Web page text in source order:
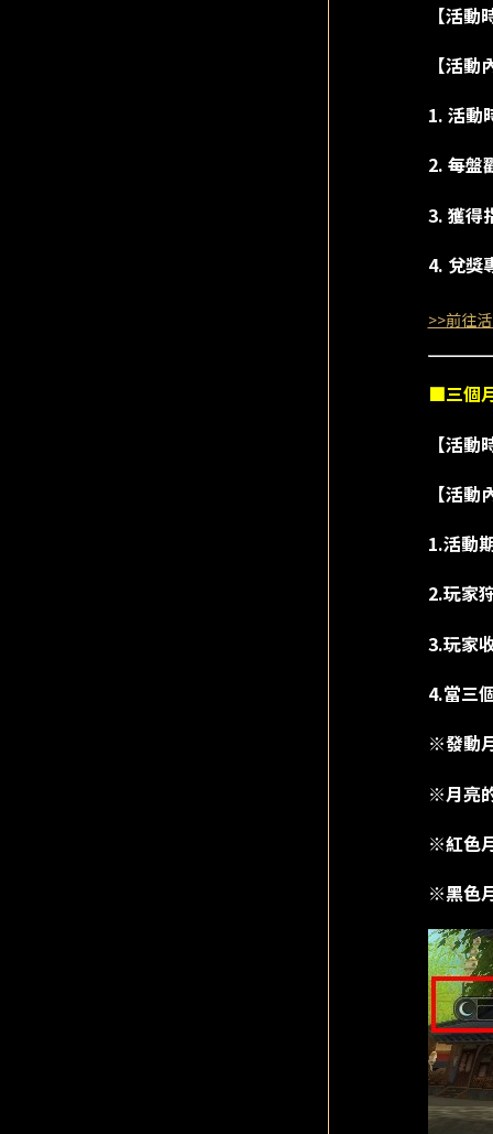
【活
【活動
1. 活動
2. 每盤
3. 獲得
4. 兌獎
>>前往
■三個
【活
【活動
1.活動
2.玩家
3.玩家
4.當三
※發動
※月亮
※紅色
※黑色